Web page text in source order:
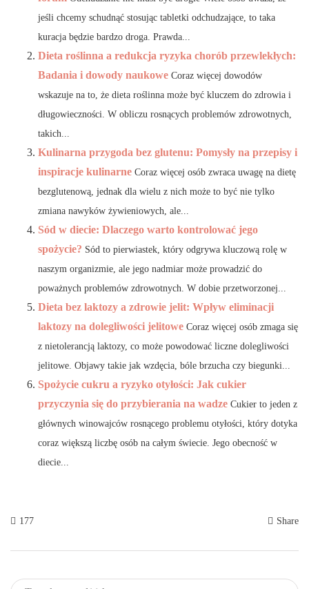
jeśli chcemy schudnąć stosując tabletki odchudzające, to taka
kuracja będzie bardzo droga. Prawda...
Dieta roślinna a redukcja ryzyka chorób przewlekłych:
Badania i dowody naukowe Coraz więcej dowodów
wskazuje na to, że dieta roślinna może być kluczem do zdrowia i
długowieczności. W obliczu rosnących problemów zdrowotnych,
takich...
Kulinarna przygoda bez glutenu: Pomysły na przepisy i
inspiracje kulinarne Coraz więcej osób zwraca uwagę na dietę
bezglutenową, jednak dla wielu z nich może to być nie tylko
zmiana nawyków żywieniowych, ale...
Sód w diecie: Dlaczego warto kontrolować jego
spożycie? Sód to pierwiastek, który odgrywa kluczową rolę w
naszym organizmie, ale jego nadmiar może prowadzić do
poważnych problemów zdrowotnych. W dobie przetworzonej...
Dieta bez laktozy a zdrowie jelit: Wpływ eliminacji
laktozy na dolegliwości jelitowe Coraz więcej osób zmaga się
z nietolerancją laktozy, co może powodować liczne dolegliwości
jelitowe. Objawy takie jak wzdęcia, bóle brzucha czy biegunki...
Spożycie cukru a ryzyko otyłości: Jak cukier
przyczynia się do przybierania na wadze Cukier to jeden z
głównych winowajców rosnącego problemu otyłości, który dotyka
coraz większą liczbę osób na całym świecie. Jego obecność w
diecie...
177 Share